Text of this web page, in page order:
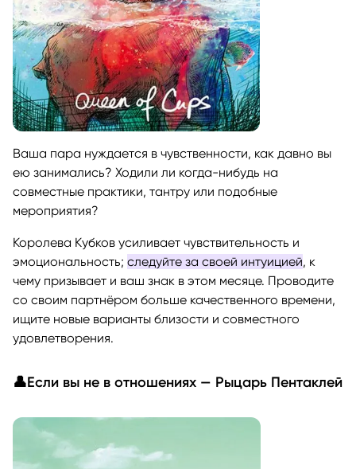
Ваша пара нуждается в чувственности, как давно вы
ею занимались? Ходили ли когда-нибудь на
совместные практики, тантру или подобные
мероприятия?
Королева Кубков усиливает чувствительность и
эмоциональность; следуйте за своей интуицией, к
чему призывает и ваш знак в этом месяце. Проводите
со своим партнёром больше качественного времени,
ищите новые варианты близости и совместного
удовлетворения.
👤Если вы не в отношениях — Рыцарь Пентаклей